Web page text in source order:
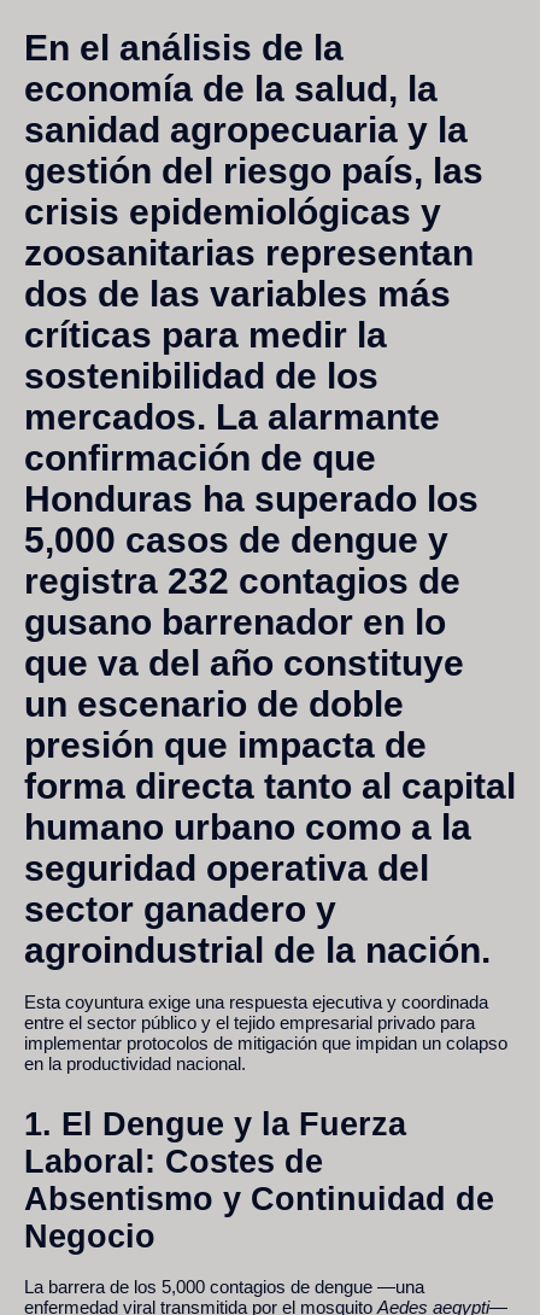
En el análisis de la
economía de la salud, la
sanidad agropecuaria y la
gestión del riesgo país, las
crisis epidemiológicas y
zoosanitarias representan
dos de las variables más
críticas para medir la
sostenibilidad de los
mercados. La alarmante
confirmación de que
Honduras ha superado los
5,000 casos de dengue y
registra 232 contagios de
gusano barrenador en lo
que va del año constituye
un escenario de doble
presión que impacta de
forma directa tanto al capital
humano urbano como a la
seguridad operativa del
sector ganadero y
agroindustrial de la nación.
Esta coyuntura exige una respuesta ejecutiva y coordinada
entre el sector público y el tejido empresarial privado para
implementar protocolos de mitigación que impidan un colapso
en la productividad nacional.
1. El Dengue y la Fuerza
Laboral: Costes de
Absentismo y Continuidad de
Negocio
La barrera de los 5,000 contagios de dengue —una
enfermedad viral transmitida por el mosquito Aedes aegypti—